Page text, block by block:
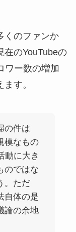
くのファンか
在のYouTubeの
ワー数の増加
す。
の件は
模なもの
動に大き
のではな
。ただ
自体の是
論の余地